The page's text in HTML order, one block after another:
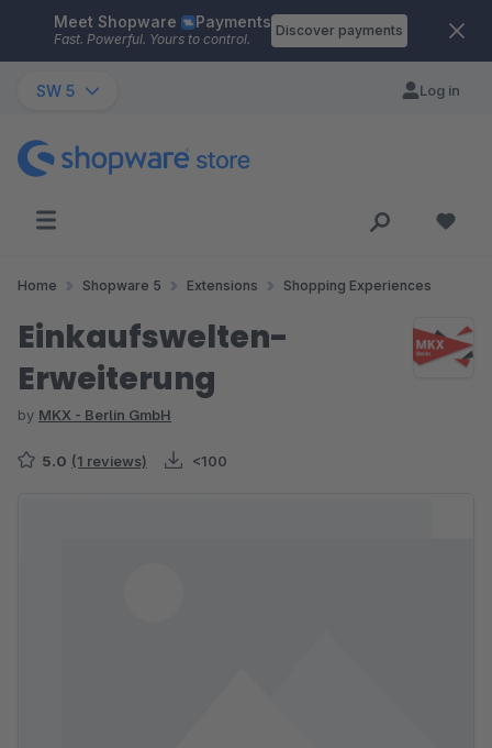
Skip to main content
Meet Shopware Payments
Fast. Powerful. Yours to control.
Discover payments
SW 5 Log in
Home Shopware 5 Extensions Shopping Experiences
Einkaufswelten-
Erweiterung
by MKX - Berlin GmbH
5.0 (1 reviews) <100